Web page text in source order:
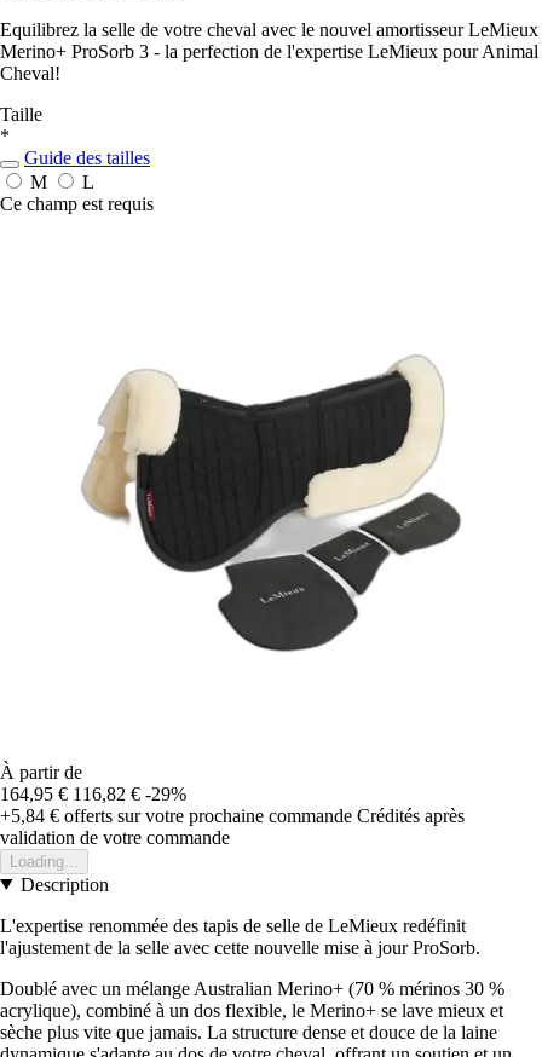
Equilibrez la selle de votre cheval avec le nouvel amortisseur LeMieux
Merino+ ProSorb 3 - la perfection de l'expertise LeMieux pour Animal
Cheval!
Taille
*
Guide des tailles
M
L
Ce champ est requis
À partir de
164,95 € 116,82 € -29%
+5,84 € offerts sur votre prochaine commande Crédités après
validation de votre commande
Loading...
Description
L'expertise renommée des tapis de selle de LeMieux redéfinit
l'ajustement de la selle avec cette nouvelle mise à jour ProSorb.
Doublé avec un mélange Australian Merino+ (70 % mérinos 30 %
acrylique), combiné à un dos flexible, le Merino+ se lave mieux et
sèche plus vite que jamais. La structure dense et douce de la laine